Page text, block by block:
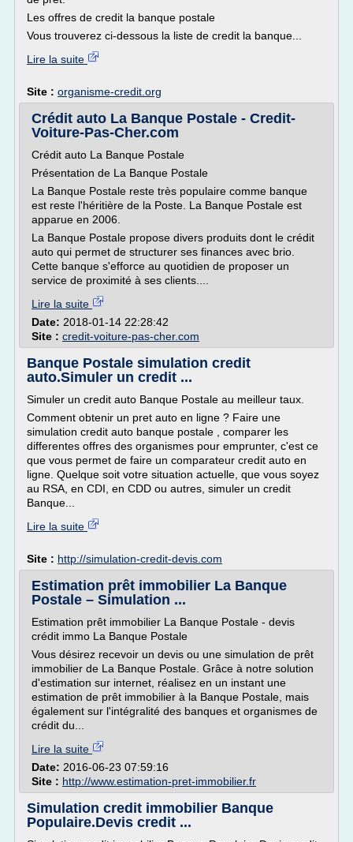
Les offres de credit la banque postale
Vous trouverez ci-dessous la liste de credit la banque...
Lire la suite
Site : organisme-credit.org
Crédit auto La Banque Postale - Credit-
Voiture-Pas-Cher.com
Crédit auto La Banque Postale
Présentation de La Banque Postale
La Banque Postale reste très populaire comme banque
est reste l'héritière de la Poste. La Banque Postale est
apparue en 2006.
La Banque Postale propose divers produits dont le crédit
auto qui permet de structurer ses finances avec brio.
Cette banque s'efforce au quotidien de proposer un
service de proximité à ses clients....
Lire la suite
Date: 2018-01-14 22:28:42
Site : credit-voiture-pas-cher.com
Banque Postale simulation credit
auto.Simuler un credit ...
Simuler un credit auto Banque Postale au meilleur taux.
Comment obtenir un pret auto en ligne ? Faire une
simulation credit auto banque postale , comparer les
differentes offres des organismes pour emprunter, c'est ce
que vous permet de faire un comparateur credit auto en
ligne. Quelque soit votre situation actuelle, que vous soyez
au RSA, en CDI, en CDD ou autres, simuler un credit
Banque...
Lire la suite
Site : http://simulation-credit-devis.com
Estimation prêt immobilier La Banque
Postale – Simulation ...
Estimation prêt immobilier La Banque Postale - devis
crédit immo La Banque Postale
Vous désirez recevoir un devis ou une simulation de prêt
immobilier de La Banque Postale. Grâce à notre solution
d'estimation sur internet, réalisez en un instant une
estimation de prêt immobilier à la Banque Postale, mais
également sur l'intégralité des banques et organismes de
crédit du...
Lire la suite
Date: 2016-06-23 07:59:16
Site : http://www.estimation-pret-immobilier.fr
Simulation credit immobilier Banque
Populaire.Devis credit ...